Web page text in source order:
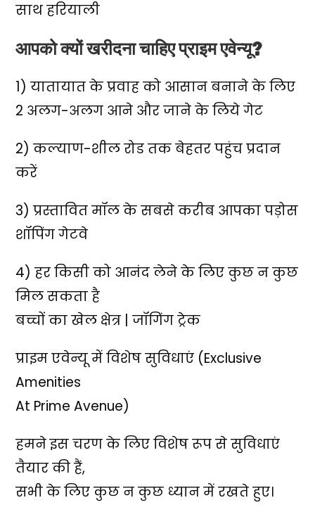
साथ हरियाली
आपको क्यों खरीदना चाहिए प्राइम एवेन्यू?
1) यातायात के प्रवाह को आसान बनाने के लिए
2 अलग-अलग आने और जाने के लिये गेट
2) कल्याण-शील रोड तक बेहतर पहुंच प्रदान
करें
3) प्रस्तावित मॉल के सबसे करीब आपका पड़ोस
शॉपिंग गेटवे
4) हर किसी को आनंद लेने के लिए कुछ न कुछ
मिल सकता है
बच्चों का खेल क्षेत्र | जॉगिंग ट्रेक
प्राइम एवेन्यू में विशेष सुविधाएं (Exclusive
Amenities
At Prime Avenue)
हमने इस चरण के लिए विशेष रूप से सुविधाएं
तैयार की हैं,
सभी के लिए कुछ न कुछ ध्यान में रखते हुए।